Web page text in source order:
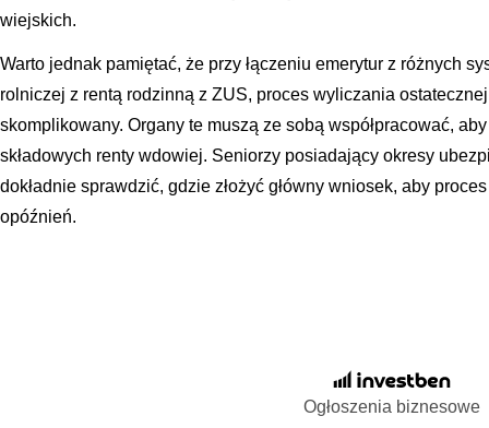
wiejskich.
Warto jednak pamiętać, że przy łączeniu emerytur z różnych
rolniczej z rentą rodzinną z ZUS, proces wyliczania
skomplikowany. Organy te muszą ze sobą współpracować,
składowych renty wdowiej. Seniorzy posiadający okresy
dokładnie sprawdzić, gdzie złożyć główny wniosek, aby
opóźnień.
Ogłoszenia biznesowe